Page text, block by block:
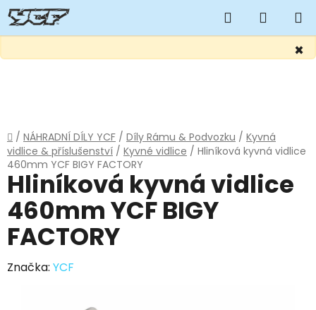
×
Hledat
KOŠÍK
Domů
/ NÁHRADNÍ DÍLY YCF / Díly Rámu & Podvozku / Kyvná
vidlice & příslušenství / Kyvné vidlice / Hliníková kyvná vidlice
460mm YCF BIGY FACTORY
Hliníková kyvná vidlice
460mm YCF BIGY
FACTORY
Značka: YCF